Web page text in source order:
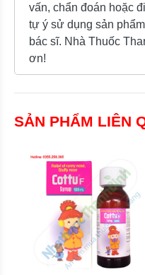
vấn, chẩn đoán hoặc
tự ý sử dụng sản
bác sĩ. Nhà Thuốc
ơn!
SẢN PHẨM LIÊN